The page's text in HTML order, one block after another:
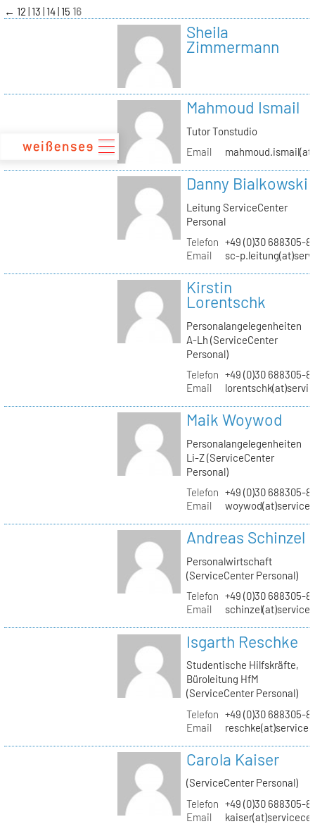
zum
Inhalt
← 12 13 14 15 16
Sheila
Zimmermann
Mahmoud Ismail
Tutor Tonstudio
Email
Danny Bialkowski
Leitung ServiceCenter
Personal
Telefon +49 (0)30 688305-
Email
sc-
Kirstin
Lorentschk
Personalangelegenheiten
A-Lh (ServiceCenter
Personal)
Telefon +49 (0)30 688305-
Email
Maik Woywod
Personalangelegenheiten
Li-Z (ServiceCenter
Personal)
Telefon +49 (0)30 688305-
Email
Andreas Schinzel
Personalwirtschaft
(ServiceCenter Personal)
Telefon +49 (0)30 688305-
Email
Isgarth Reschke
Studentische Hilfskräfte,
Büroleitung HfM
(ServiceCenter Personal)
Telefon +49 (0)30 688305-
Email
Carola Kaiser
(ServiceCenter Personal)
Telefon +49 (0)30 688305-
Email